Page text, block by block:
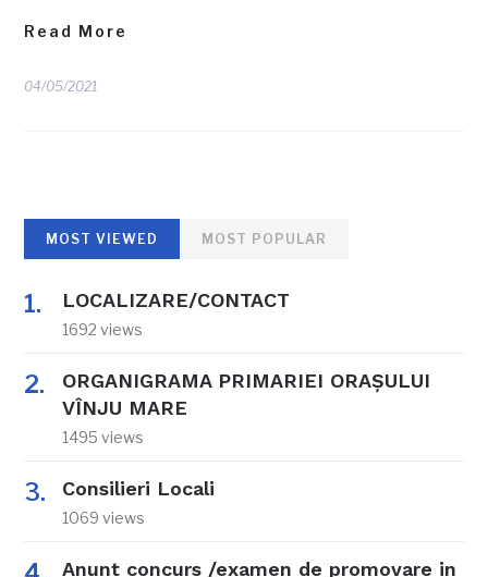
Read More
04/05/2021
MOST VIEWED MOST POPULAR
LOCALIZARE/CONTACT
1692 views
ORGANIGRAMA PRIMARIEI ORAŞULUI
VÎNJU MARE
1495 views
Consilieri Locali
1069 views
Anunt concurs /examen de promovare in